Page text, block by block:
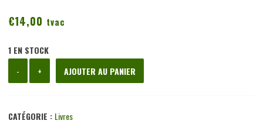
€14,00 tvac
1 EN STOCK
-
de
Kwerps
+ AJOUTER AU PANIER
CATÉGORIE : Livres